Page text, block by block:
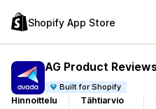
Shopify App Store
AG Product
Built for Shopify
Hinnoittelu
Tähtiarvio